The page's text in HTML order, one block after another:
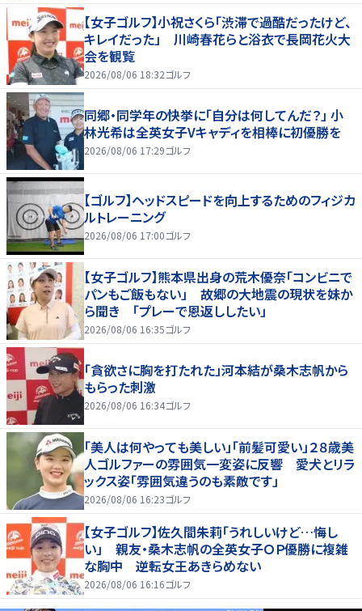
【女子ゴルフ】小祝さくら「渋滞で過酷だったけど、
キレイだった」 川崎春花らと浴衣で長岡花火大
会を観覧
2026/08/06 18:32ゴルフ
同郷・同学年の快挙に「自分は何してんだ？」 小
林光希は全英女子Vキャディを相棒に初優勝を
2026/08/06 17:29ゴルフ
【ゴルフ】ヘッドスピードを向上するためのフィジカ
ルトレーニング
2026/08/06 17:00ゴルフ
【女子ゴルフ】熊本県出身の荒木優奈「コンビニで
パンもご飯もない」 故郷の大地震の現状を妹か
ら聞き 「プレーで恩返ししたい」
2026/08/06 16:35ゴルフ
「貪欲さに胸を打たれた」河本結が桑木志帆から
もらった刺激
2026/08/06 16:34ゴルフ
「美人は何やっても美しい」「前髪可愛い」２８歳美
人ゴルファーの雰囲気一変姿に反響 愛犬とリラ
ックス姿「雰囲気違うのも素敵です」
2026/08/06 16:23ゴルフ
【女子ゴルフ】佐久間朱莉「うれしいけど…悔し
い」 親友・桑木志帆の全英女子ＯＰ優勝に複雑
な胸中 逆転女王あきらめない
2026/08/06 16:16ゴルフ